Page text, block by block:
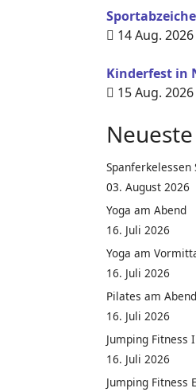
14 Aug. 2026
Kinderfest in
15 Aug. 2026
Spanferkelessen
03. August 2026
Yoga am Abend
16. Juli 2026
Yoga am
16. Juli 2026
Pilates am Abend
16. Juli 2026
Jumping Fitness
16. Juli 2026
Jumping Fitness